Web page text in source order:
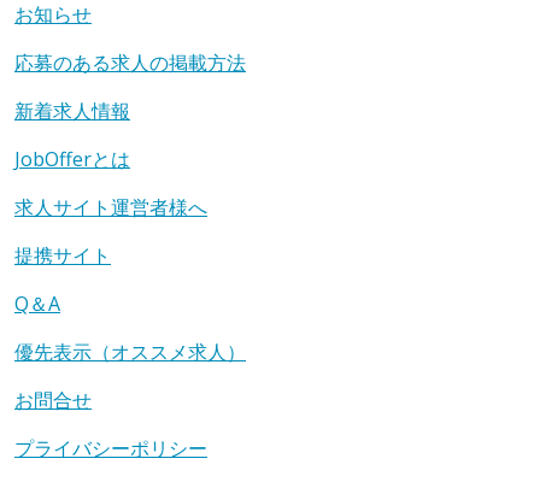
お知らせ
応募のある求人の掲載方法
新着求人情報
JobOfferとは
求人サイト運営者様へ
提携サイト
Q＆A
優先表示（オススメ求人）
お問合せ
プライバシーポリシー